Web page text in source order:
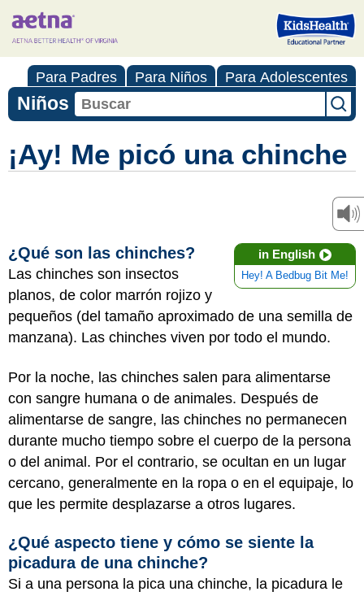
Para Padres Para Niños Para Adolescentes
Niños
¡Ay! Me picó una chinche
in English
Hey! A Bedbug Bit Me!
¿Qué son las chinches?
Las chinches son insectos
planos, de color marrón rojizo y
pequeños (del tamaño aproximado de una semilla de
manzana). Las chinches viven por todo el mundo.
Por la noche, las chinches salen para alimentarse
con sangre humana o de animales. Después de
alimentarse de sangre, las chinches no permanecen
durante mucho tiempo sobre el cuerpo de la persona
o del animal. Por el contrario, se ocultan en un lugar
cercano, generalmente en la ropa o en el equipaje, lo
que les permite desplazarse a otros lugares.
¿Qué aspecto tiene y cómo se siente la
picadura de una chinche?
Si a una persona la pica una chinche, la picadura le